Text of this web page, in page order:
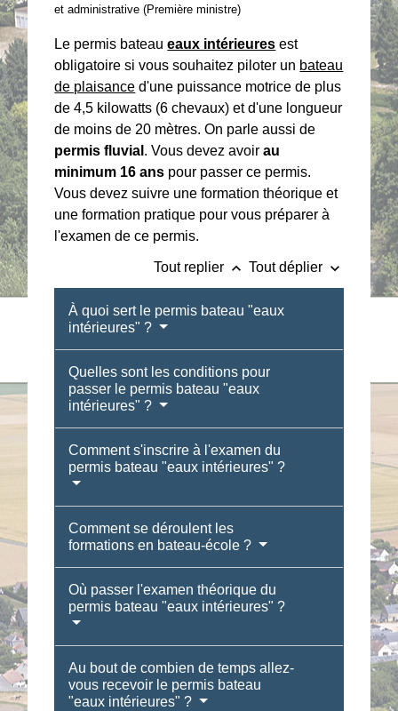
et administrative (Première ministre)
Le permis bateaueaux intérieures est
obligatoire si vous souhaitez piloter un bateau
de plaisance d'une puissance motrice de plus
de 4,5 kilowatts (6 chevaux) et d'une longueur
de moins de 20 mètres. On parle aussi de
permis fluvial . Vous devez avoirau
minimum 16 ans pour passer ce permis.
Vous devez suivre une formation théorique et
une formation pratique pour vous préparer à
l'examen de ce permis.
Tout replier keyboard_arrow_up Tout déplier keyboard_arrow_down
À quoi sert le permis bateau "eaux
intérieures" ?
Quelles sont les conditions pour
passer le permis bateau "eaux
intérieures" ?
Comment s'inscrire à l'examen du
permis bateau "eaux intérieures" ?
Comment se déroulent les
formations en bateau-école ?
Où passer l'examen théorique du
permis bateau "eaux intérieures" ?
Au bout de combien de temps allez-
vous recevoir le permis bateau
"eaux intérieures" ?